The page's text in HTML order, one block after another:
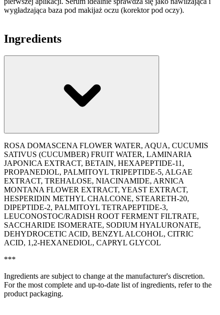
wygładzająca baza pod makijaż oczu (korektor pod oczy).
Ingredients
ROSA DOMASCENA FLOWER WATER, AQUA, CUCUMIS
SATIVUS (CUCUMBER) FRUIT WATER, LAMINARIA
JAPONICA EXTRACT, BETAIN, HEXAPEPTIDE-11,
PROPANEDIOL, PALMITOYL TRIPEPTIDE-5, ALGAE
EXTRACT, TREHALOSE, NIACINAMIDE, ARNICA
MONTANA FLOWER EXTRACT, YEAST EXTRACT,
HESPERIDIN METHYL CHALCONE, STEARETH-20,
DIPEPTIDE-2, PALMITOYL TETRAPEPTIDE-3,
LEUCONOSTOC/RADISH ROOT FERMENT FILTRATE,
SACCHARIDE ISOMERATE, SODIUM HYALURONATE,
DEHYDROCETIC ACID, BENZYL ALCOHOL, CITRIC
ACID, 1,2-HEXANEDIOL, CAPRYL GLYCOL
***
Ingredients are subject to change at the manufacturer's discretion.
For the most complete and up-to-date list of ingredients, refer to the
product packaging.